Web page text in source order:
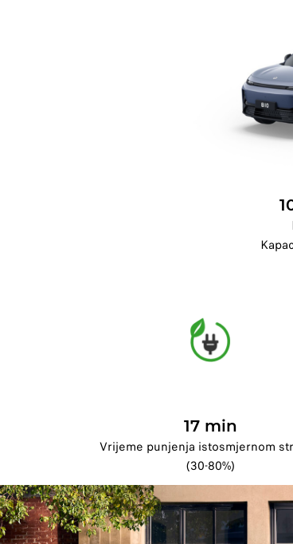
17 min
Vrijeme punjenja istosmjernom
(30-80%)